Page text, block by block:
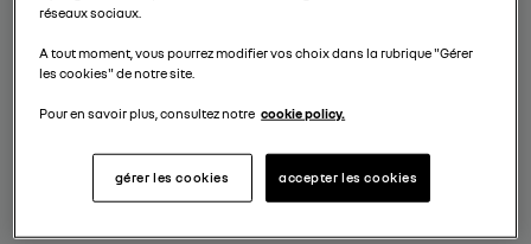
proposer l’offre la plus avantageuse, des solutions de
financement adaptées à votre situation et vous
conseiller dans votre projet d’achat.
complétez vos coordonnées
réseaux sociaux.
A tout moment, vous pourrez modifier vos choix dans la rubrique "Gérer
les cookies" de notre site.
Pour en savoir plus, consultez notre cookie policy.
accepter les cookies
gérer les cookies